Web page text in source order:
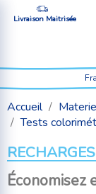
Livraison Maitrisée
Accueil
Tests
Économisez